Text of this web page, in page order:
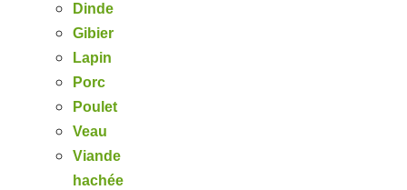
Dinde
Gibier
Lapin
Porc
Poulet
Veau
Viande
hachée